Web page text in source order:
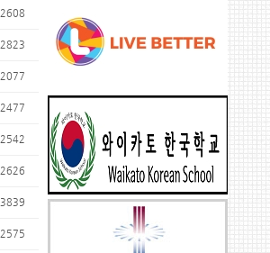
2608
2823
2077
2477
2542
2626
3839
2575